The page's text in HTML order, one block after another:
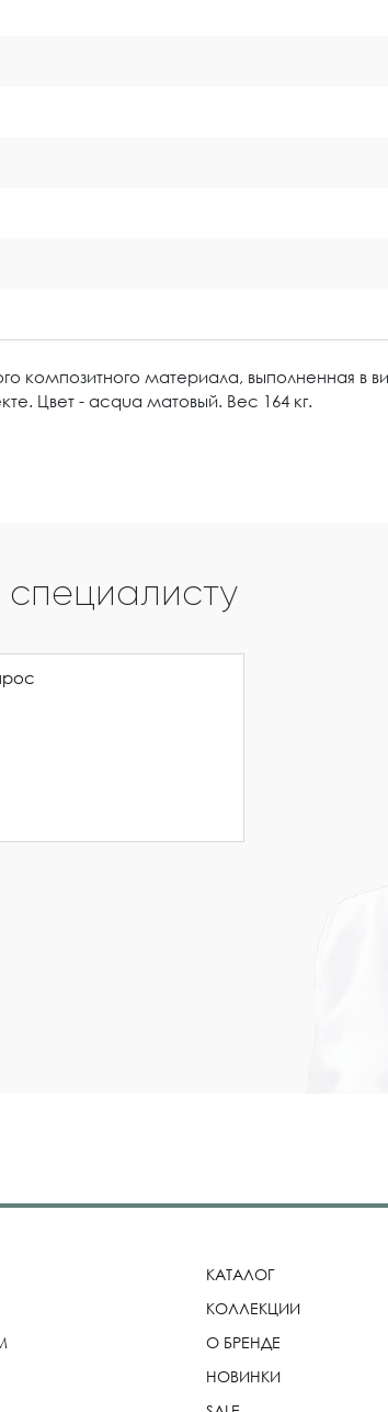
композитного материала, выполненная в
Цвет - acqua матовый. Вес 164 кг.
КАТАЛОГ
КОЛЛЕКЦИИ
О БРЕНДЕ
НОВИНКИ